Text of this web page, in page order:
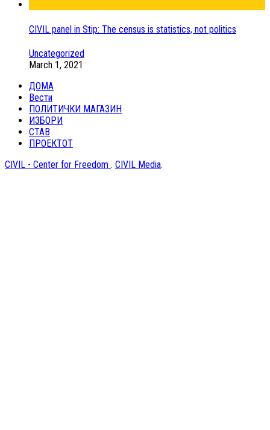
CIVIL panel in Stip: The census is statistics, not politics
Uncategorized
March 1, 2021
ДОМА
Вести
ПОЛИТИЧКИ МАГАЗИН
ИЗБОРИ
СТАВ
ПРОЕКТОТ
CIVIL - Center for Freedom . CIVIL Media.